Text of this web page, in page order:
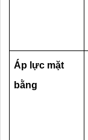
Áp lực mặt
bằng